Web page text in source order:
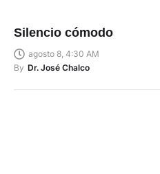
Silencio cómodo
agosto 8, 4:30 AM
By Dr. José Chalco